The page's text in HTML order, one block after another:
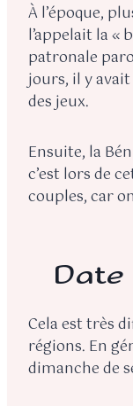
À l’époque,
l’appelait la «
patronale
jours, il y
des jeux.
Ensuite, la
c’est lors de
couples, car
Date
Cela est très
régions. En
dimanche de